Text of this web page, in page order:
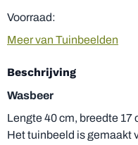
Voorraad:
Meer van Tuinbeelden
Beschrijving
Wasbeer
Lengte 40 cm, breedte 17
Het tuinbeeld is gemaakt